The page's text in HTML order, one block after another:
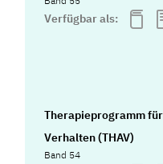
Verfügbar als:
Therapieprogramm
Verhalten (THAV)
Band 54